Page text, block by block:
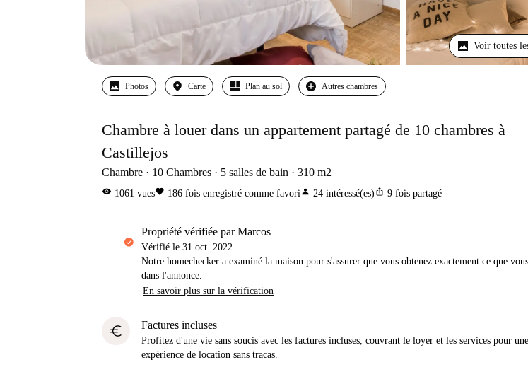
Voir toutes
Photos Carte Plan au sol Autres chambres
Chambre à louer dans un appartement partagé de 10 chambres à
Castillejos
Chambre 10 Chambres 5 salles de bain 310 m2
visibility 1061 vuesfavorite 186 fois enregistré comme favoriperson 24 intéressé(es) ios_share 9 fois partagé
propriété vérifiée par Marcos
Vérifié le 31 oct. 2022
Notre homechecker a examiné la maison pour s'assurer que vous obtenez exactement ce que
dans l'annonce.
En savoir plus sur la vérification
euro Factures incluses
Profitez d'une vie sans soucis avec les factures incluses, couvrant le loyer et les services pour une
expérience de location sans tracas.